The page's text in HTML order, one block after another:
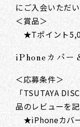
にご入会いただ
＜賞品＞
★Tポイント
iPhoneカバー
＜応募条件＞
「TSUTAYA
品のレビューを
★iPhoneカバ